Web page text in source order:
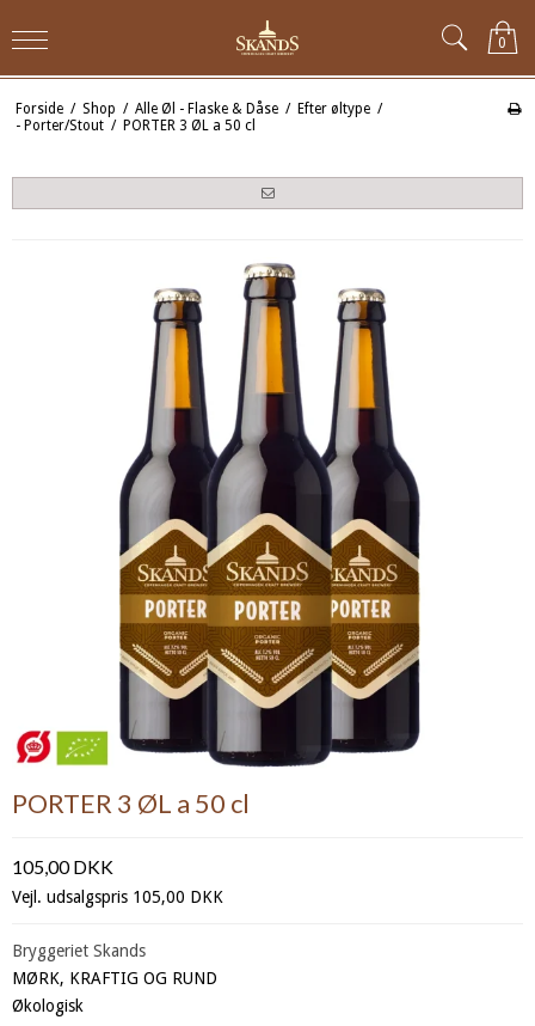
0
Forside / Shop / Alle Øl - Flaske & Dåse / Efter øltype /
- Porter/Stout / PORTER 3 ØL a 50 cl
PORTER 3 ØL a 50 cl
105,00 DKK
Vejl. udsalgspris 105,00 DKK
Bryggeriet Skands
MØRK, KRAFTIG OG RUND
Økologisk